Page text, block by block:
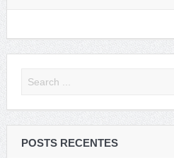
POSTS RECENTES